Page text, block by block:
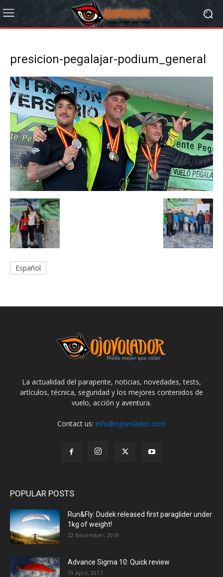
presicion-pegalajar-podium_general
Español
La actualidad del parapente, noticias, novedades, tests,
artículos, técnica, seguridad y los mejores contenidos de
vuelo, acción y aventura.
Contact us: info@ojovolador.com
POPULAR POSTS
Run&Fly: Dudek released first paraglider under
1kg of weight!
22 November, 2018
Advance Sigma 10: Quick review
19 April, 2017